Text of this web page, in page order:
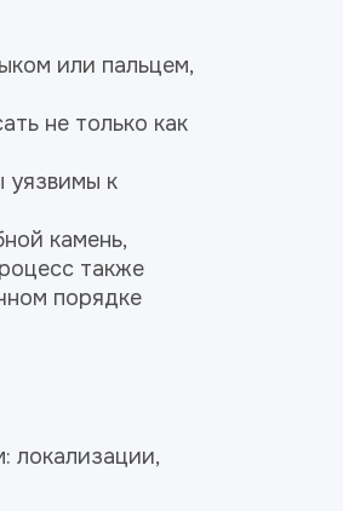
или пальцем,
не только как
уязвимы к
камень,
также
порядке
локализации,